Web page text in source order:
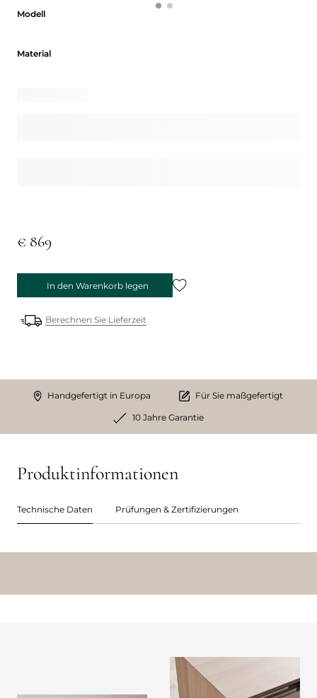
Modell
Material
€ 869
In den Warenkorb legen
Berechnen Sie Lieferzeit
Handgefertigt in Europa Für Sie maßgefertigt
10 Jahre Garantie
Produktinformationen
Technische Daten Prüfungen & Zertifizierungen